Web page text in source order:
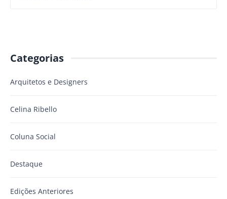
Categorias
Arquitetos e Designers
Celina Ribello
Coluna Social
Destaque
Edições Anteriores